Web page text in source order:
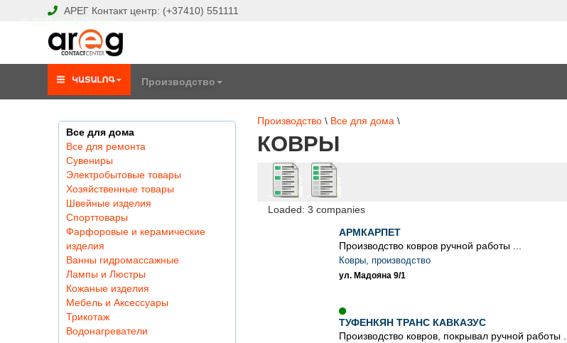
АРЕГ Контакт центр: (+37410) 551111
Производство
Все для дома
Все для ремонта
Сувениры
Электробытовые товары
Хозяйственные товары
Швейные изделия
Спорттовары
Фарфоровые и керамические
изделия
Ванны гидромассажные
Лампы и Люстры
Кожаные изделия
Мебель и Аксессуары
Трикотаж
Водонагреватели
Производство \ Все для дома \
КОВРЫ
Loaded: 3 companies
АРМКАРПЕТ
Производство ковров ручной работы ...
Ковры, производство
ул. Мадояна 9/1
ТУФЕНКЯН ТРАНС КАВКАЗУС
Производство ковров, покрывал ручной работы ...